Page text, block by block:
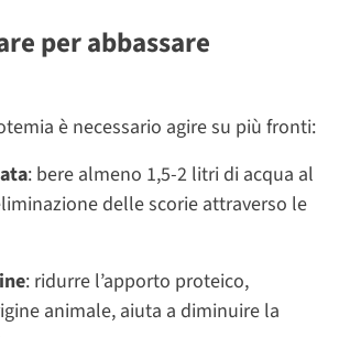
per abbassare
è necessario agire su più fronti:
: bere almeno 1,5-2 litri di acqua al
delle scorie attraverso le
: ridurre l’apporto proteico,
animale, aiuta a diminuire la